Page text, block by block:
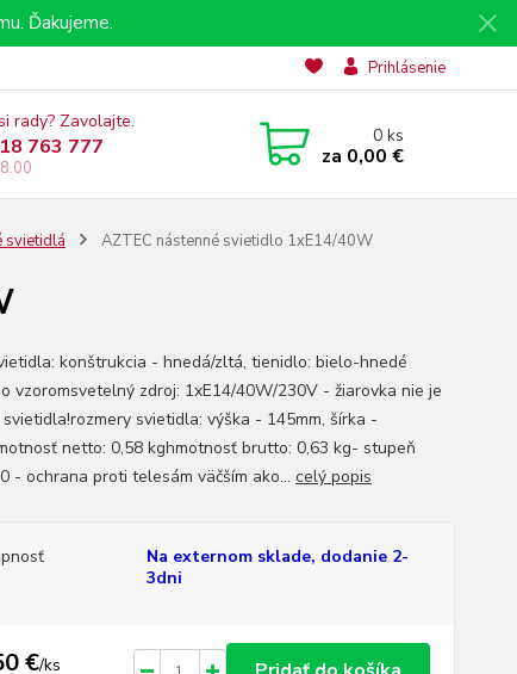
Ďakujeme.
Prihlásenie
rady? Zavolajte.
763 777 0ks
za 0,00 €
svietidlá AZTEC nástenné svietidlo 1xE14/40W
konštrukcia - hnedá/zltá, tienidlo: bielo-hnedé
vzoromsvetelný zdroj: 1xE14/40W/230V - žiarovka nie je
svietidla: výška - 145mm, šírka -
netto: 0,58 kghmotnosť brutto: 0,63 kg- stupeň
- ochrana proti telesám väčším ako... celý popis
Na externom sklade, dodanie 2-
3dni
€/ks